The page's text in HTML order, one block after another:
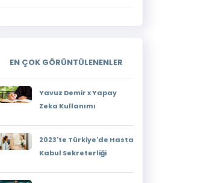
EN ÇOK GÖRÜNTÜLENENLER
Yavuz Demir x Yapay
Zeka Kullanımı
2023'te Türkiye'de Hasta
Kabul Sekreterliği